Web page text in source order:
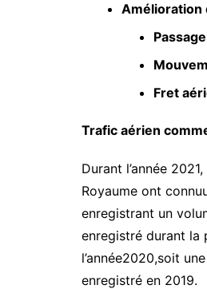
Amélioration
Fret
Trafic aérien
Durant l’année
Royaume ont
enregistrant un
enregistré durant la
l’année2020,soit
enregistré en 2019.